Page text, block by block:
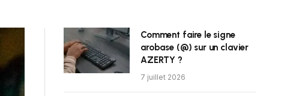
Comment faire le signe
arobase (@) sur un clavier
AZERTY ?
7 juillet 2026